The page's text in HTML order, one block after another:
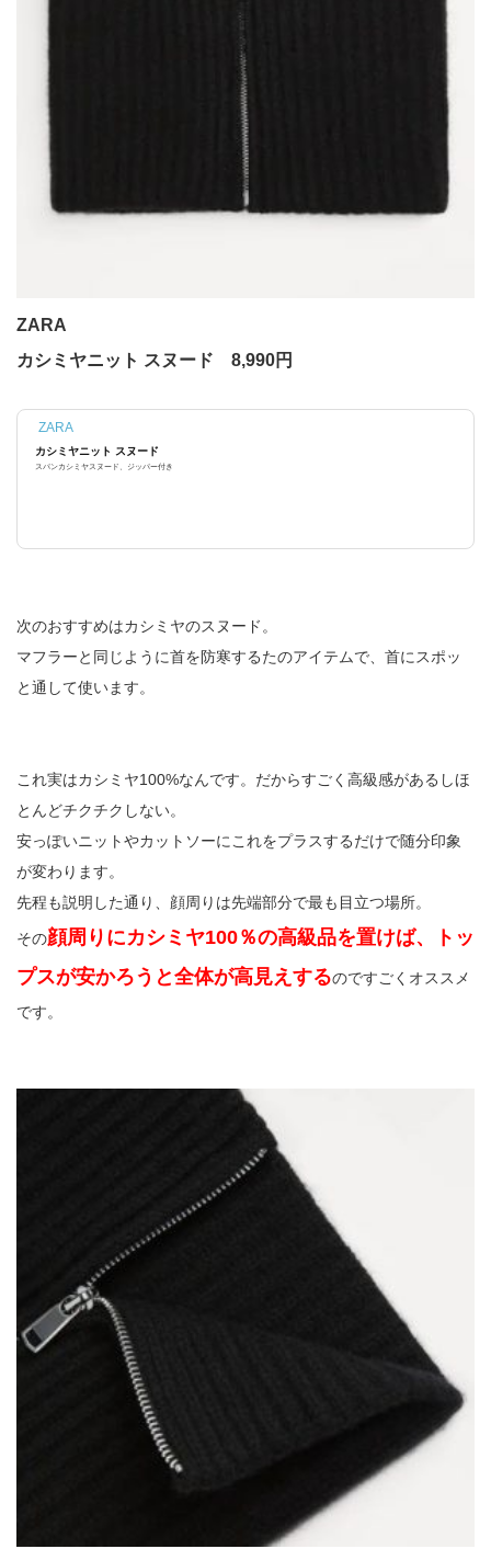
ZARA
カシミヤニット スヌード 8,990円
ZARA
カシミヤニット スヌード
スパンカシミヤスヌード、ジッパー付き
次のおすすめはカシミヤのスヌード。
マフラーと同じように首を防寒するたのアイテムで、首にスポッ
と通して使います。
これ実はカシミヤ100%なんです。だからすごく高級感があるしほ
とんどチクチクしない。
安っぽいニットやカットソーにこれをプラスするだけで随分印象
が変わります。
先程も説明した通り、顔周りは先端部分で最も目立つ場所。
その顔周りにカシミヤ100％の高級品を置けば、トッ
プスが安かろうと全体が高見えするのですごくオススメ
です。